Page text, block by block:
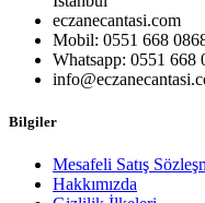
eczanecantasi.com
Mobil: 0551 668
Whatsapp: 0551 668
Bilgiler
Mesafeli Satış
Hakkımızda